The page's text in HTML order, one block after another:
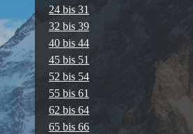
24 bis 31
32 bis 39
40 bis 44
45 bis 51
52 bis 54
55 bis 61
62 bis 64
65 bis 66